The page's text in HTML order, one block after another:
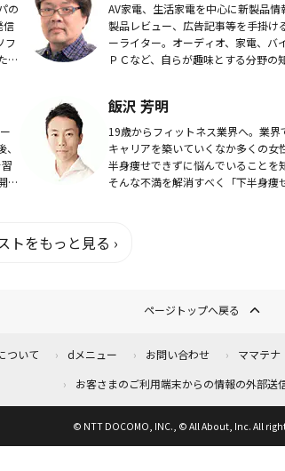
の
信
フ
か
AV家電、生活家電を中心に新製品情
製品レビュー、広告記事等を手掛け
ーライター。オーディオ、家電、バイ
ＰＣなど、自らが趣味とする分野の
飯沢 芳明
19歳からフィットネス業界へ。業界
キャリアを築いていくなか多くの女
半身痩せできずに悩んでいることを
そんな不満を解消すべく「下半身痩
トをもっと見る ›
ページトップへ戻る
ついて dメニュー お問い合わせ ママテナ
お客さまのご利用端末からの情報の外部送
© NTT DOCOMO, INC., © All About, Inc. All